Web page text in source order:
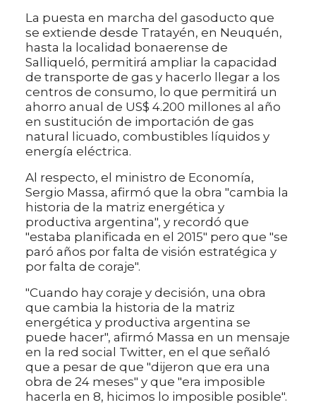
La puesta en marcha del gasoducto que
se extiende desde Tratayén, en Neuquén,
hasta la localidad bonaerense de
Salliqueló, permitirá ampliar la capacidad
de transporte de gas y hacerlo llegar a los
centros de consumo, lo que permitirá un
ahorro anual de US$ 4.200 millones al año
en sustitución de importación de gas
natural licuado, combustibles líquidos y
energía eléctrica.
Al respecto, el ministro de Economía,
Sergio Massa, afirmó que la obra "cambia la
historia de la matriz energética y
productiva argentina", y recordó que
"estaba planificada en el 2015" pero que "se
paró años por falta de visión estratégica y
por falta de coraje".
"Cuando hay coraje y decisión, una obra
que cambia la historia de la matriz
energética y productiva argentina se
puede hacer", afirmó Massa en un mensaje
en la red social Twitter, en el que señaló
que a pesar de que "dijeron que era una
obra de 24 meses" y que "era imposible
hacerla en 8, hicimos lo imposible posible".